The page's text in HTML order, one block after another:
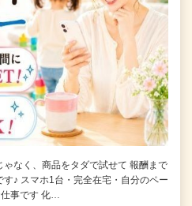
なく、商品をタダで試せて 報酬まで
す♪ スマホ1台・完全在宅・自分のペー
事です 化…